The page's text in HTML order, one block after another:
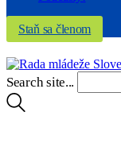
Staň sa členom
Search site...